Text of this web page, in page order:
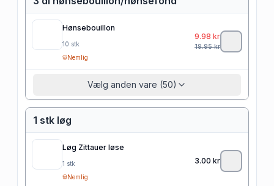
Hønsebouillon
10 stk
Nemlig
9.98 kr
19.95kr
Vælg anden vare (50)
1 stk løg
Løg Zittauer løse
1 stk
Nemlig
3.00 kr